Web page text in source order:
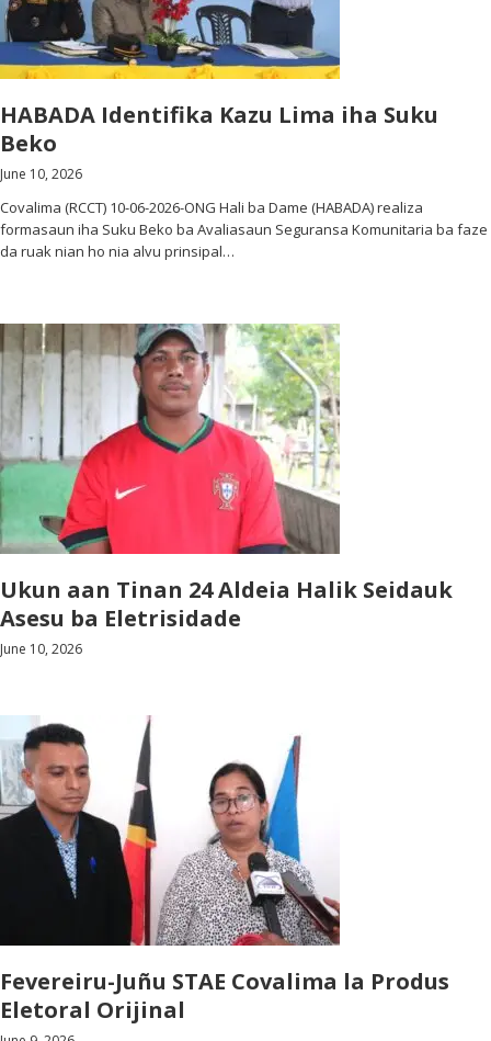
HABADA Identifika Kazu Lima iha Suku
Beko
June 10, 2026
Covalima (RCCT) 10-06-2026-ONG Hali ba Dame (HABADA) realiza
formasaun iha Suku Beko ba Avaliasaun Seguransa Komunitaria ba faze
da ruak nian ho nia alvu prinsipal…
Ukun aan Tinan 24 Aldeia Halik Seidauk
Asesu ba Eletrisidade
June 10, 2026
Fevereiru-Juñu STAE Covalima la Produs
Eletoral Orijinal